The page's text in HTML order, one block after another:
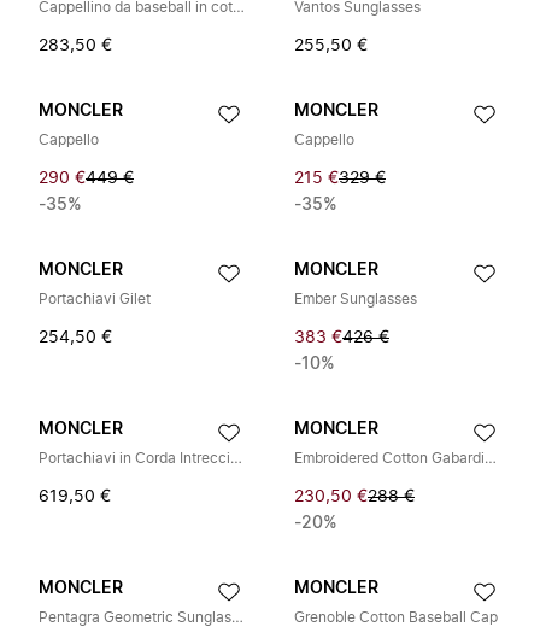
Cappellino da baseball in cotone con logo
283,50 €
Vantos Sunglasses
255,50 €
MONCLER
Cappello
290 €449 €
-35%
MONCLER
Cappello
215 €329 €
-35%
MONCLER
Portachiavi Gilet
254,50 €
MONCLER
Ember Sunglasses
383 €426 €
-10%
MONCLER
Portachiavi in Corda Intrecciata
619,50 €
MONCLER
Embroidered Cotton Gabardine Baseball Cap
230,50 €288 €
-20%
MONCLER
Pentagra Geometric Sunglasses
MONCLER
Grenoble Cotton Baseball Cap